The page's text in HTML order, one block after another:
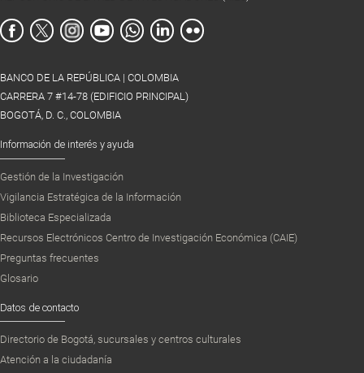
BANCO DE LA REPÚBLICA | COLOMBIA
CARRERA 7 #14-78 (EDIFICIO PRINCIPAL)
BOGOTÁ, D. C., COLOMBIA
Información de interés y ayuda
Gestión de la Investigación
Vigilancia Estratégica de la Información
Biblioteca Especializada
Recursos Electrónicos Centro de Investigación Económica (CAIE)
Preguntas frecuentes
Glosario
Datos de contacto
Directorio de Bogotá, sucursales y centros culturales
Atención a la ciudadanía